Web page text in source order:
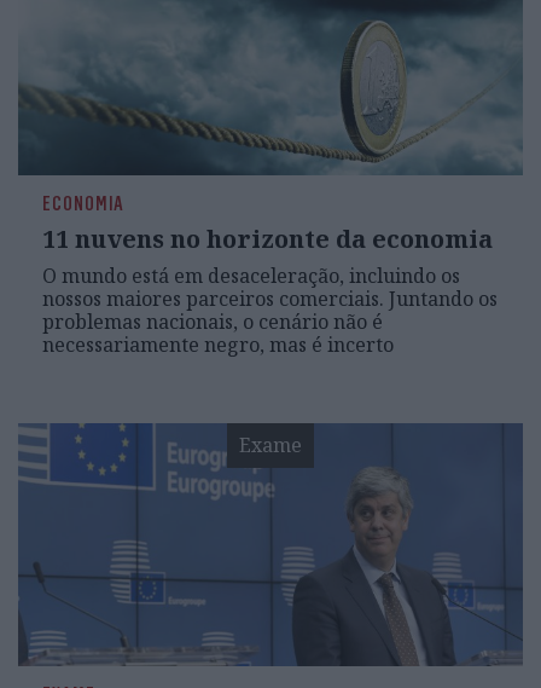
ECONOMIA
11 nuvens no horizonte da economia
O mundo está em desaceleração, incluindo os
nossos maiores parceiros comerciais. Juntando os
problemas nacionais, o cenário não é
necessariamente negro, mas é incerto
Exame